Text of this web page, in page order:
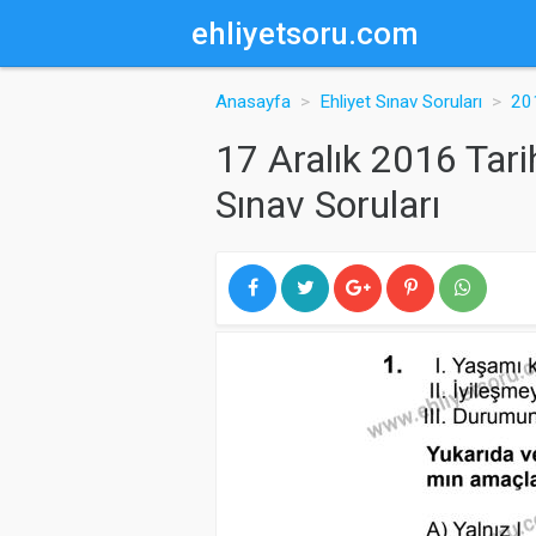
ehliyetsoru.com
Anasayfa Ehliyet Sınav Soruları
17 Aralık 2016
Sınav Soruları